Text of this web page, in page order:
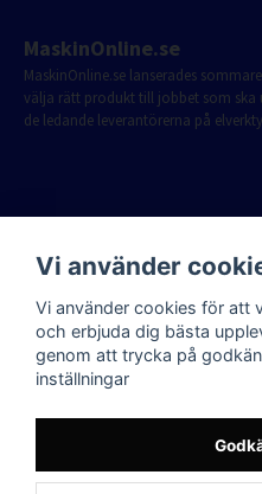
MaskinOnline.se
MaskinOnline.se lanserades
välja rätt produkt till jobbet som ska
de ledande leverantörerna på
Vi använder
Vi använder cookies för att
och erbjuda dig bästa
genom att trycka på
inställningar